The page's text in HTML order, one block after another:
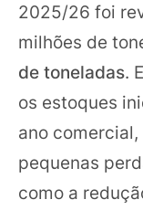
2025/26 foi
milhões de
de toneladas.
os estoques
ano
pequenas
como a